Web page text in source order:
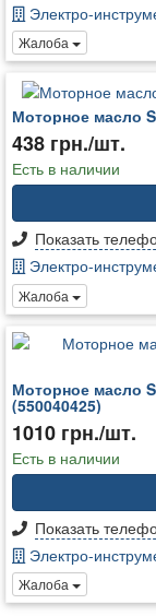
Электро-
Жалоба
Моторное масло
438 грн./шт.
Есть в наличии
Показать
Электро-
Жалоба
Моторное масло
(550040425)
1010 грн./шт.
Есть в наличии
Показать
Электро-
Жалоба